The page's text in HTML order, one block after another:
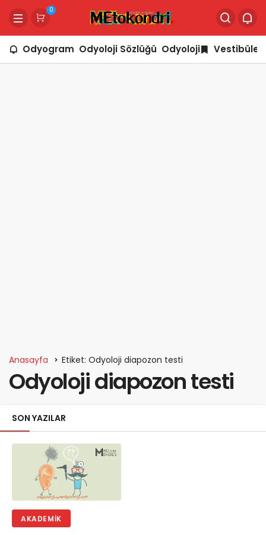
0
Odyogram Odyoloji Sözlüğü Odyoloji Vestibüler
Anasayfa Etiket: Odyoloji diapozon testi
Odyoloji diapozon testi
SON YAZILAR
AKADEMIK